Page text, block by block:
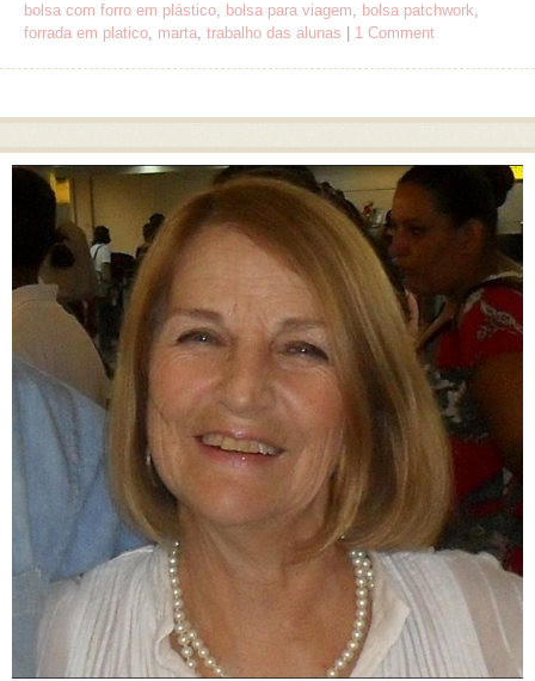
bolsa com forro em plástico, bolsa para viagem, bolsa patchwork,
forrada em platico, marta, trabalho das alunas 1 Comment
Post navigation